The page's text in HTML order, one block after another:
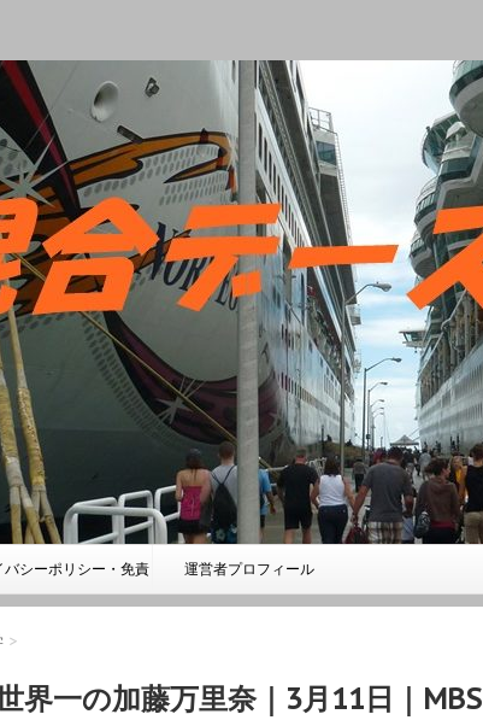
バシーポリシー・免責 運営者プロフィール
>
界一の加藤万里奈｜3月11日｜MBS